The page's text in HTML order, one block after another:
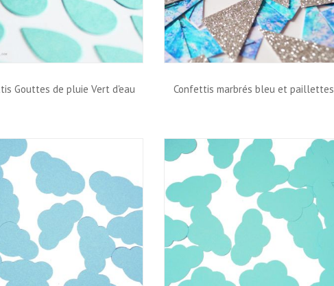
Gouttes de pluie Vert d'eau
Confettis marbrés bleu et paillettes